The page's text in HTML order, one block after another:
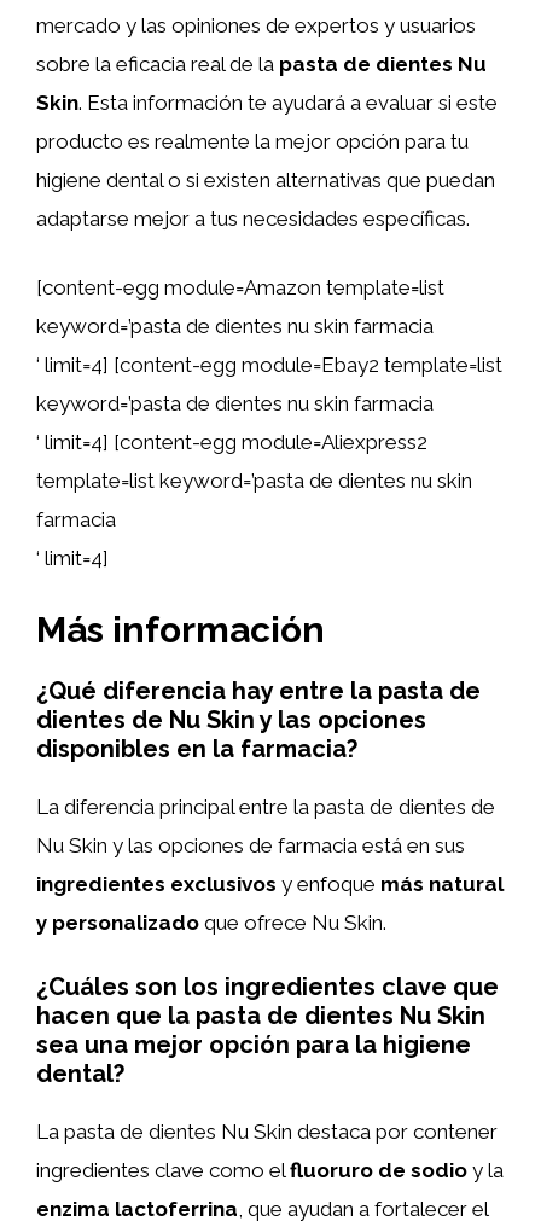
mercado y las opiniones de expertos y usuarios
sobre la eficacia real de la pasta de dientes Nu
Skin. Esta información te ayudará a evaluar si este
producto es realmente la mejor opción para tu
higiene dental o si existen alternativas que puedan
adaptarse mejor a tus necesidades específicas.
[content-egg module=Amazon template=list
keyword=’pasta de dientes nu skin farmacia
‘ limit=4] [content-egg module=Ebay2 template=list
keyword=’pasta de dientes nu skin farmacia
‘ limit=4] [content-egg module=Aliexpress2
template=list keyword=’pasta de dientes nu skin
farmacia
‘ limit=4]
Más información
¿Qué diferencia hay entre la pasta de
dientes de Nu Skin y las opciones
disponibles en la farmacia?
La diferencia principal entre la pasta de dientes de
Nu Skin y las opciones de farmacia está en sus
ingredientes exclusivos y enfoque más natural
y personalizado que ofrece Nu Skin.
¿Cuáles son los ingredientes clave que
hacen que la pasta de dientes Nu Skin
sea una mejor opción para la higiene
dental?
La pasta de dientes Nu Skin destaca por contener
ingredientes clave como elfluoruro de sodio y la
enzima lactoferrina, que ayudan a fortalecer el